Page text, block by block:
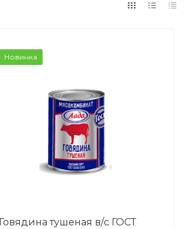
Новинка
Говядина тушеная в/с ГОСТ